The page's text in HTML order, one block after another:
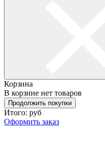
Корзина
В корзине нет товаров
Продолжить покупки
Итого: руб
Оформить заказ